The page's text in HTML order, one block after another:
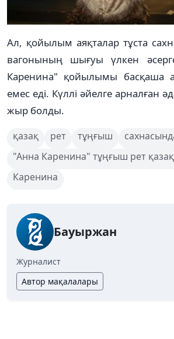
Ал, қойылым аяқталар тұста
вагонының шығуы үлкен
Каренина" қойылымы басқаша
емес еді. Күллі әйелге арналған
жыр болды.
қазақ рет тұңғыш
"Анна Каренина" тұңғыш рет
Каренина
Бауыржан
Журналист
Автор мақалалары